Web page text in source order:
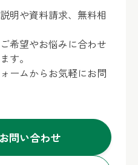
明や資料請求、無料相
希望やお悩みに合わせ
す。
ームからお気軽にお問
問い合わせ